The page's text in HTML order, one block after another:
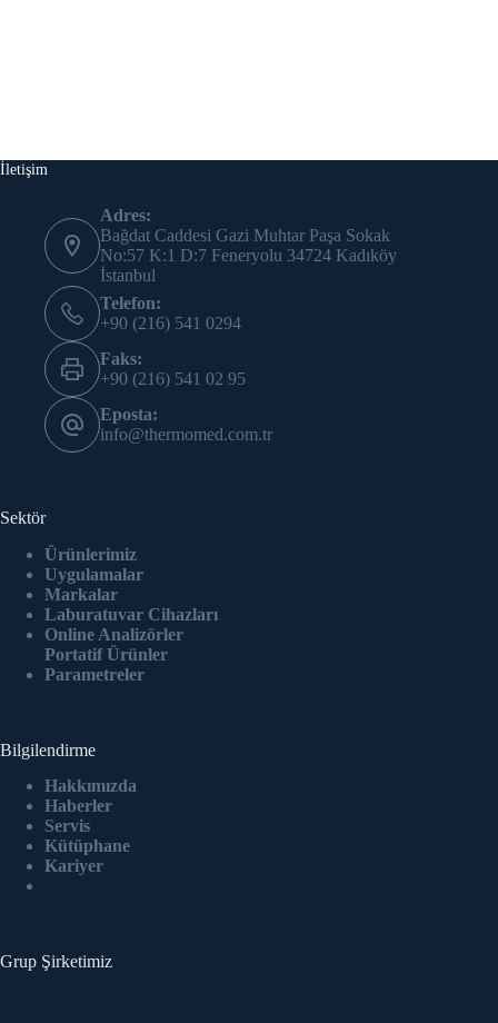
İletişim
Adres:
Bağdat Caddesi Gazi Muhtar Paşa Sokak
No:57 K:1 D:7 Feneryolu 34724 Kadıköy
İstanbul
Telefon:
+90 (216) 541 0294
Faks:
+90 (216) 541 02 95
Eposta:
info@thermomed.com.tr
Sektör
Ürünlerimiz
Uygulamalar
Markalar
Laburatuvar Cihazları
Online Analizörler
Portatif Ürünler
Parametreler
Bilgilendirme
Hakkımızda
Haberler
Servis
Kütüphane
Kariyer
Grup Şirketimiz